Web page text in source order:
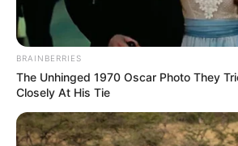
BRAINBERRIES
The Unhinged 1970 Oscar Photo They
Closely At His Tie